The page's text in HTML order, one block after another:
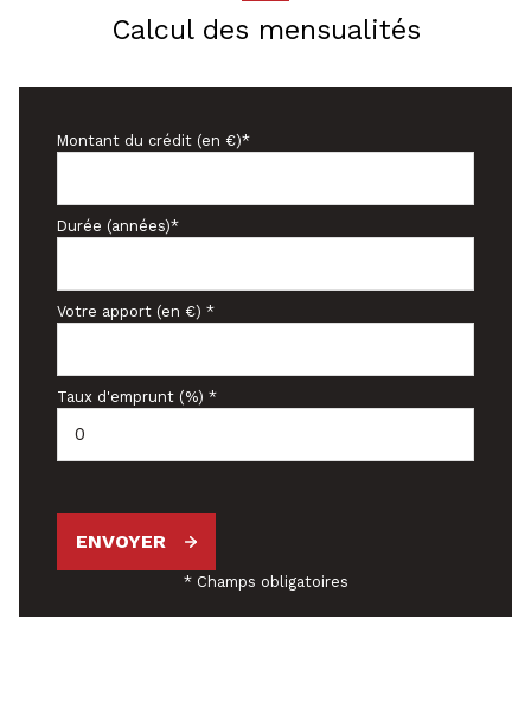
Calcul des mensualités
Montant du crédit (en €)*
Durée (années)*
Votre apport (en €) *
Taux d'emprunt (%) *
ENVOYER
* Champs obligatoires